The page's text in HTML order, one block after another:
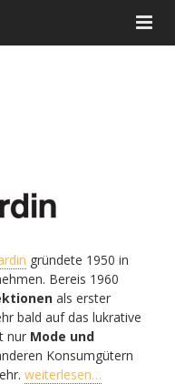
gründete 1950 in
Bereis 1960
als erster
bald auf das lukrative
nur Mode und
Konsumgütern
weiterlesen…